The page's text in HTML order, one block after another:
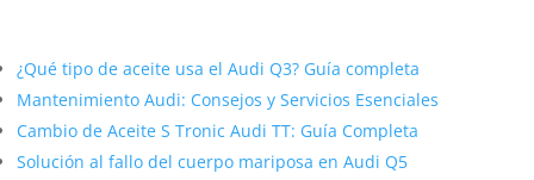
¿Qué tipo de aceite usa el Audi Q3? Guía completa
Mantenimiento Audi: Consejos y Servicios Esenciales
Cambio de Aceite S Tronic Audi TT: Guía Completa
Solución al fallo del cuerpo mariposa en Audi Q5